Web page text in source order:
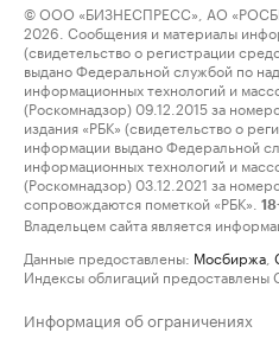
© ООО «БИЗНЕСПРЕСС», АО
2026. Сообщения и материалы
(свидетельство о регистрации
выдано Федеральной службой по
информационных технологий и
(Роскомнадзор) 09.12.2015 за
издания «РБК» (свидетельство о
информации выдано Федеральной
информационных технологий и
(Роскомнадзор) 03.12.2021 за
сопровождаются пометкой «РБК».
Владельцем сайта является
Данные предоставлены: Мосбиржа
Индексы облигаций предоставлены
Информация об ограничениях